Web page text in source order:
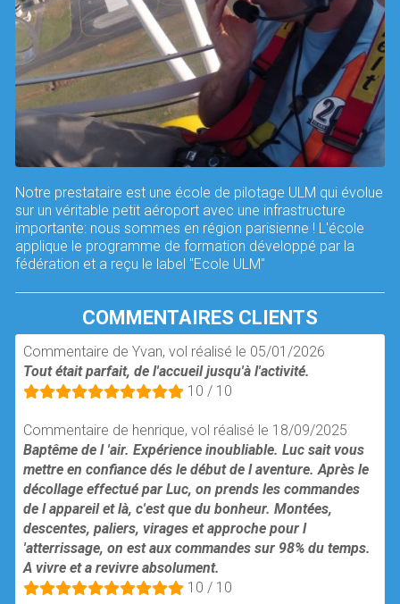
Notre prestataire est une école de pilotage ULM qui évolue
sur un véritable petit aéroport avec une infrastructure
importante: nous sommes en région parisienne ! L'école
applique le programme de formation développé par la
fédération et a reçu le label "Ecole ULM"
COMMENTAIRES CLIENTS
Commentaire de Yvan, vol réalisé le 05/01/2026
Tout était parfait, de l'accueil jusqu'à l'activité.
10 / 10
Commentaire de henrique, vol réalisé le 18/09/2025
Baptême de l 'air. Expérience inoubliable. Luc sait vous
mettre en confiance dés le début de l aventure. Après le
décollage effectué par Luc, on prends les commandes
de l appareil et là, c'est que du bonheur. Montées,
descentes, paliers, virages et approche pour l
'atterrissage, on est aux commandes sur 98% du temps.
A vivre et a revivre absolument.
10 / 10